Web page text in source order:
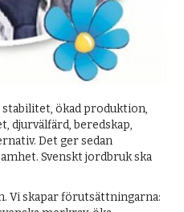
ökad produktion,
djurvälfärd, beredskap,
Det ger sedan
Svenskt jordbruk ska
Vi skapar förutsättningarna: